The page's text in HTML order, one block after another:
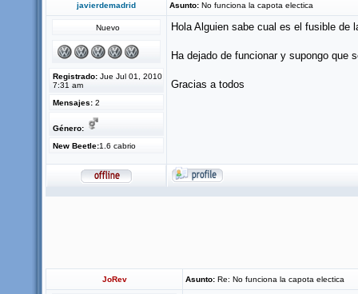
javierdemadrid Asunto: No funciona la capota electica
Nuevo
Registrado: Jue Jul 01, 2010
7:31 am
Mensajes: 2
Género:
New Beetle:1.6 cabrio
Hola Alguien sabe cual es el fusible de
Ha dejado de funcionar y supongo que
Gracias a todos
JoRev Asunto: Re: No funciona la capota electica